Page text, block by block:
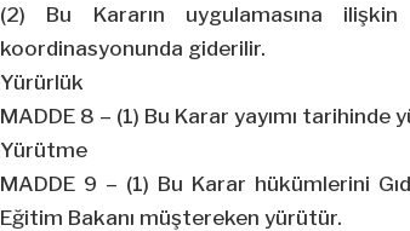
(2) Bu Kararın uygulamasına
koordinasyonunda giderilir.
Yürürlük
MADDE 8 – (1) Bu Karar yayımı tarihinde
Yürütme
MADDE 9 – (1) Bu Karar hükümlerini
Eğitim Bakanı müştereken yürütür.